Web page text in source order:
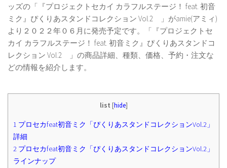
ッズの「『プロジェクトセカイ カラフルステージ！ feat. 初音
ミク』ぴくりあスタンドコレクション Vol.2 」がamie(アミィ)
より２０２２年０６月に発売予定です。「『プロジェクトセ
カイ カラフルステージ！ feat. 初音ミク』ぴくりあスタンドコ
レクション Vol.2 」の商品詳細、種類、価格、予約・注文な
どの情報を紹介します。
list [hide]
1 プロセカfeat初音ミク「ぴくりあスタンドコレクションVol.2」
詳細
2 プロセカfeat初音ミク「ぴくりあスタンドコレクションVol.2」
ラインナップ